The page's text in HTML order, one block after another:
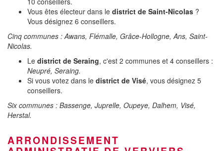
Vous êtes électeur dans le district de Saint-Nicolas ?
Vous désignez 6 conseillers.
Cinq communes : Awans, Flémalle, Grâce-Hollogne, Ans, Saint-
Nicolas.
Le district de Seraing, c'est 2 communes et 4 conseillers :
Neupré, Seraing.
Si vous votez dans le district de Visé, vous désignez 5
conseillers.
Six communes : Bassenge, Juprelle, Oupeye, Dalhem, Visé,
Herstal.
ARRONDISSEMENT